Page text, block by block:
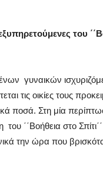
του
γυναικών
τις οικίες τους
ποσά. Στη μία
του ΄΄Βοήθεια στο
την ώρα που